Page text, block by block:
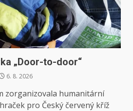
„Door-to-door“
6. 8. 2026
zorganizovala humanitární
pro Český červený kříž